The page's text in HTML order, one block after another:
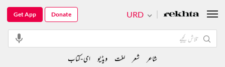
URD
Get App Donate
شاعر شعر لغت ویڈیو ای-کتاب